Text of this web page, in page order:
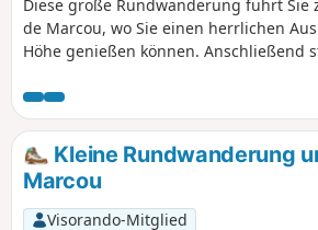
Diese große Rundwanderung führt Sie
de Marcou, wo Sie einen herrlichen
Höhe genießen können. Anschließend
hinauf. Auf dem Rückweg über Serre de
Sie die für den Caroux typische
Diese Wanderung ist nur für geübte
die Höhenunterschiede nicht scheuen.
Kleine Rundwanderung
Marcou
Visorando-Mitglied